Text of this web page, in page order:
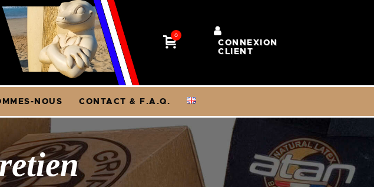
0
CONNEXION
CLIENT
NOUS CONTACT & F.A.Q.